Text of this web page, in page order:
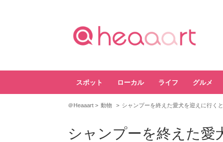
スポット ローカル ライフ グルメ
＠Heaaart 動物 シャンプーを終えた愛犬を迎えに行く
シャンプーを終えた